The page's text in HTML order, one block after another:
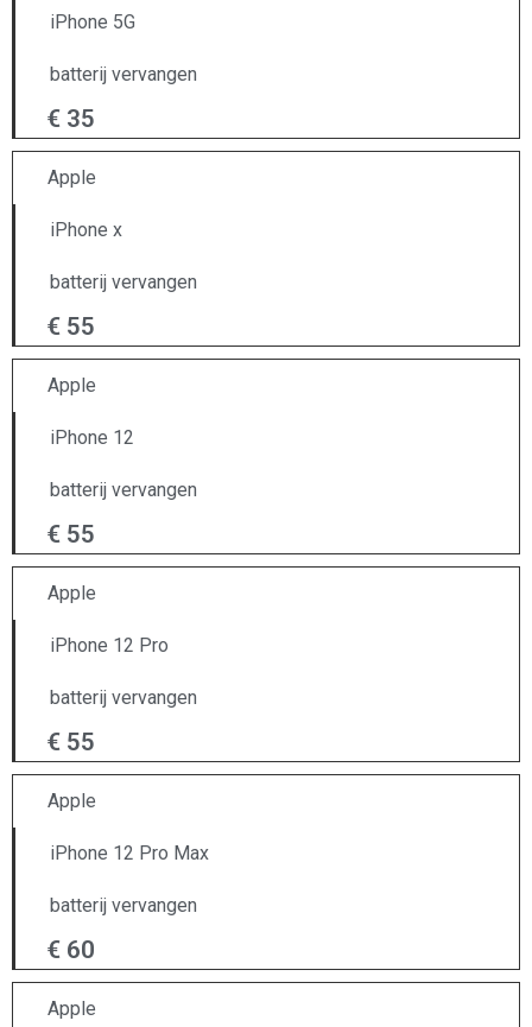
iPhone 5G
batterij vervangen
€ 35
Apple
iPhone x
batterij vervangen
€ 55
Apple
iPhone 12
batterij vervangen
€ 55
Apple
iPhone 12 Pro
batterij vervangen
€ 55
Apple
iPhone 12 Pro Max
batterij vervangen
€ 60
Apple